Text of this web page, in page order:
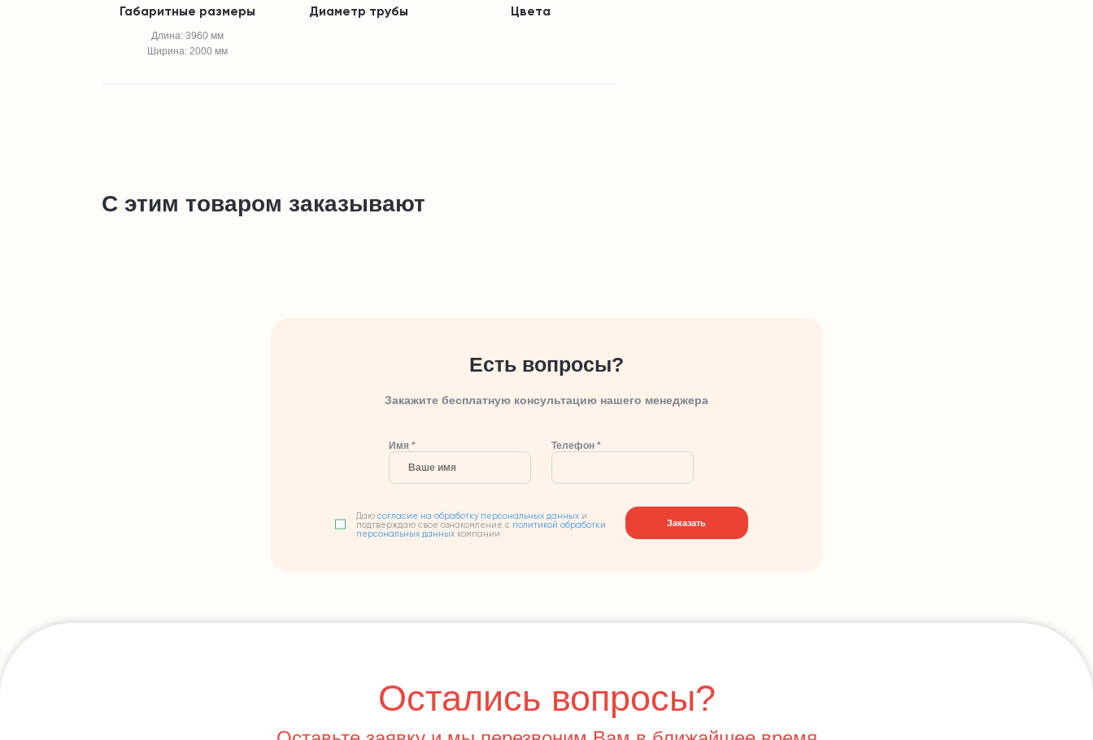
Габаритные размеры
Длина: 3960 мм
Ширина: 2000 мм
Диаметр трубы Цвета
С этим товаром заказывают
Есть вопросы?
Закажите бесплатную консультацию нашего менеджера
Имя * Телефон *
Даю согласие на обработку персональных данных и
подтверждаю свое ознакомление с политикой обработки
персональных данных компании
Заказать
Остались вопросы?